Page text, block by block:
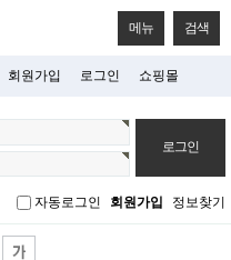
메뉴 검색
회원가입 로그인 쇼핑몰
자동로그인 회원가입 정보찾기